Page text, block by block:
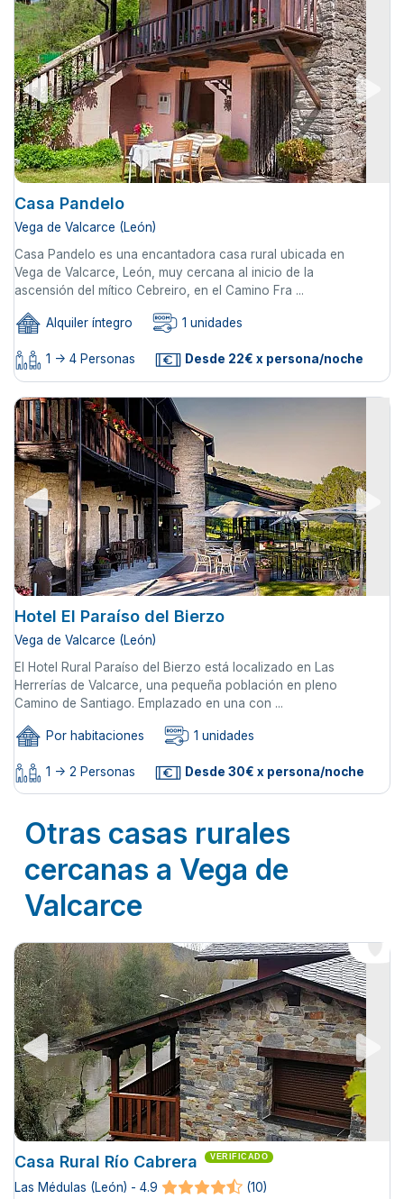
Casa Pandelo
Vega de Valcarce (León)
Casa Pandelo es una encantadora casa rural ubicada en
Vega de Valcarce, León, muy cercana al inicio de la
ascensión del mítico Cebreiro, en el Camino Fra ...
Alquiler íntegro 1 unidades
1 -> 4 Personas Desde 22€ x persona/noche
Hotel El Paraíso del Bierzo
Vega de Valcarce (León)
El Hotel Rural Paraíso del Bierzo está localizado en Las
Herrerías de Valcarce, una pequeña población en pleno
Camino de Santiago. Emplazado en una con ...
Por habitaciones 1 unidades
1 -> 2 Personas Desde 30€ x persona/noche
Otras casas rurales
cercanas a Vega de
Valcarce
Casa Rural Río Cabrera VERIFICADO
Las Médulas (León) - 4.9
(10)